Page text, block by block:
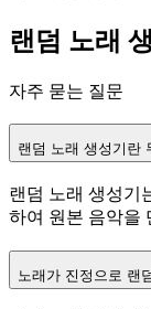
랜덤 노래
자주 묻는 질문
랜덤 노래 생성기란
랜덤 노래 생성기
하여 원본 음악을
노래가 진정으로 랜